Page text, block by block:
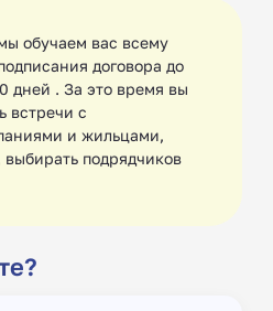
обучаем вас всему
договора до
дней . За это время вы
встречи с
и жильцами,
выбирать подрядчиков